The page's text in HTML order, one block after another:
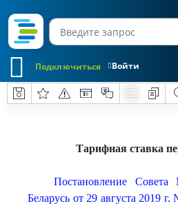
Войти
Подключиться
Тарифная ставка
Постановление Совета
Беларусь от 29 августа 2019